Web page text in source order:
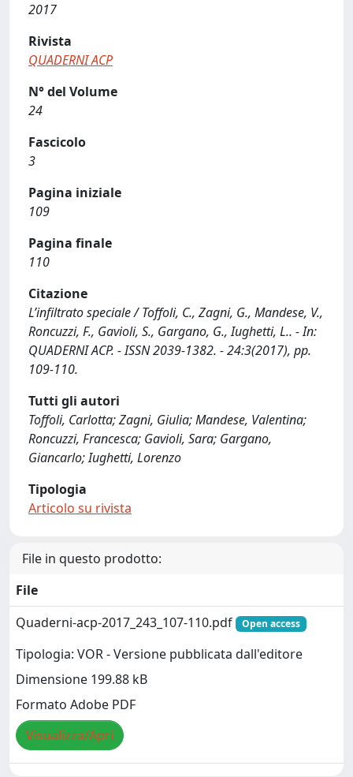
2017
Rivista
QUADERNI ACP
N° del Volume
24
Fascicolo
3
Pagina iniziale
109
Pagina finale
110
Citazione
L’infiltrato speciale / Toffoli, C., Zagni, G., Mandese, V.,
Roncuzzi, F., Gavioli, S., Gargano, G., Iughetti, L.. - In:
QUADERNI ACP. - ISSN 2039-1382. - 24:3(2017), pp.
109-110.
Tutti gli autori
Toffoli, Carlotta; Zagni, Giulia; Mandese, Valentina;
Roncuzzi, Francesca; Gavioli, Sara; Gargano,
Giancarlo; Iughetti, Lorenzo
Tipologia
Articolo su rivista
File in questo prodotto:
File
Quaderni-acp-2017_243_107-110.pdf
Open access
Tipologia: VOR - Versione pubblicata dall'editore
Dimensione 199.88 kB
Formato Adobe PDF
Visualizza/Apri